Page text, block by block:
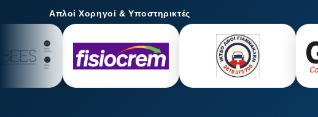
Απλοί Χορηγοί & Υποστηρικτές